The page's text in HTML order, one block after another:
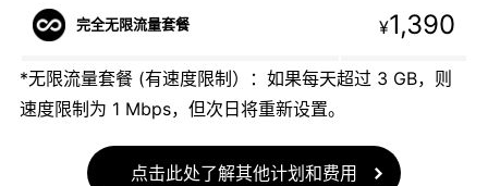
完全无限流量套餐 ¥1,390
*无限流量套餐 (有速度限制）：如果每天超过 3 GB，则
速度限制为 1 Mbps，但次日将重新设置。
点击此处了解其他计划和费用